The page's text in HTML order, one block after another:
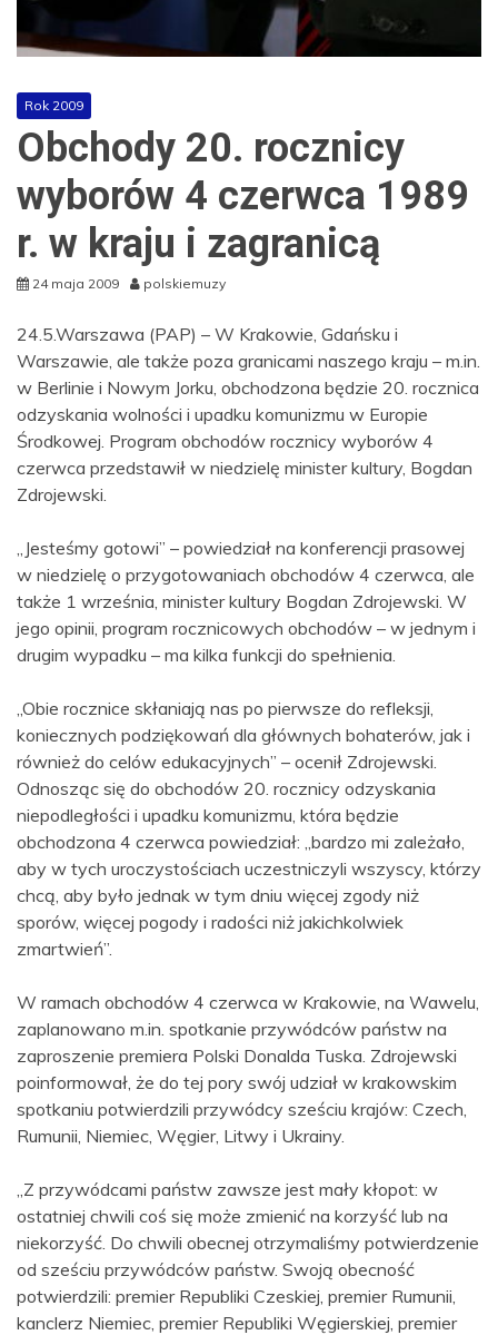
Rok 2009
Obchody 20. rocznicy
wyborów 4 czerwca 1989
r. w kraju i zagranicą
24 maja 2009 polskiemuzy
24.5.Warszawa (PAP) – W Krakowie, Gdańsku i
Warszawie, ale także poza granicami naszego kraju – m.in.
w Berlinie i Nowym Jorku, obchodzona będzie 20. rocznica
odzyskania wolności i upadku komunizmu w Europie
Środkowej. Program obchodów rocznicy wyborów 4
czerwca przedstawił w niedzielę minister kultury, Bogdan
Zdrojewski.
„Jesteśmy gotowi” – powiedział na konferencji prasowej
w niedzielę o przygotowaniach obchodów 4 czerwca, ale
także 1 września, minister kultury Bogdan Zdrojewski. W
jego opinii, program rocznicowych obchodów – w jednym i
drugim wypadku – ma kilka funkcji do spełnienia.
„Obie rocznice skłaniają nas po pierwsze do refleksji,
koniecznych podziękowań dla głównych bohaterów, jak i
również do celów edukacyjnych” – ocenił Zdrojewski.
Odnosząc się do obchodów 20. rocznicy odzyskania
niepodległości i upadku komunizmu, która będzie
obchodzona 4 czerwca powiedział: „bardzo mi zależało,
aby w tych uroczystościach uczestniczyli wszyscy, którzy
chcą, aby było jednak w tym dniu więcej zgody niż
sporów, więcej pogody i radości niż jakichkolwiek
zmartwień”.
W ramach obchodów 4 czerwca w Krakowie, na Wawelu,
zaplanowano m.in. spotkanie przywódców państw na
zaproszenie premiera Polski Donalda Tuska. Zdrojewski
poinformował, że do tej pory swój udział w krakowskim
spotkaniu potwierdzili przywódcy sześciu krajów: Czech,
Rumunii, Niemiec, Węgier, Litwy i Ukrainy.
„Z przywódcami państw zawsze jest mały kłopot: w
ostatniej chwili coś się może zmienić na korzyść lub na
niekorzyść. Do chwili obecnej otrzymaliśmy potwierdzenie
od sześciu przywódców państw. Swoją obecność
potwierdzili: premier Republiki Czeskiej, premier Rumunii,
kanclerz Niemiec, premier Republiki Węgierskiej, premier